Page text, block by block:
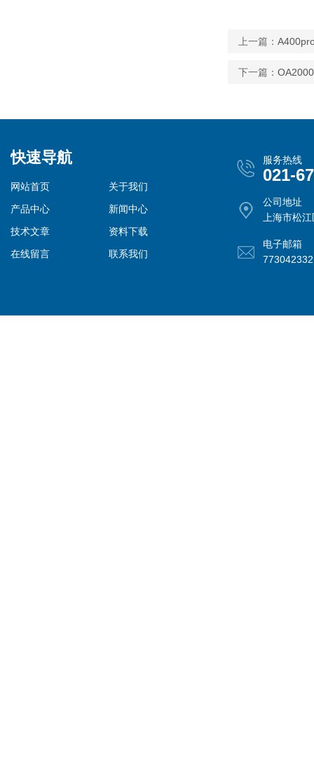
上一篇：
下一篇：
快速导航
网站首页
关于我们
产品中心
新闻中心
技术文章
资料下载
在线留言
联系我们
服务热线
021-
公司地址
上海市松
电子邮箱